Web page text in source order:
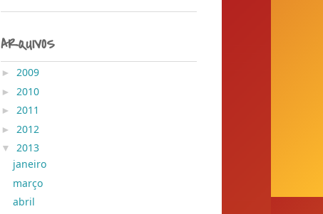
ARQUIVOS
► 2009
► 2010
► 2011
► 2012
▼ 2013
janeiro
março
abril